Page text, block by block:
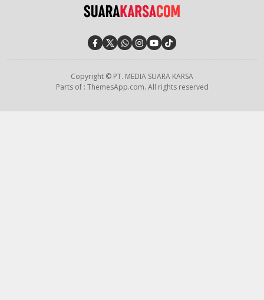
Copyright © PT. MEDIA SUARA KARSA
Parts of : ThemesApp.com. All rights reserved